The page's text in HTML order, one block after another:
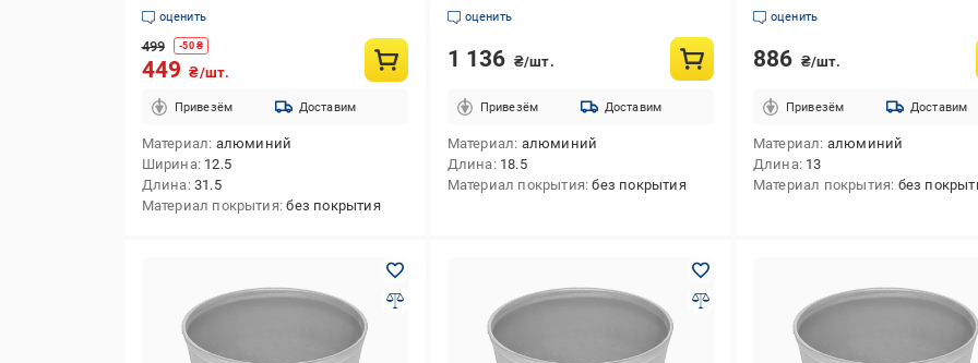
оценить
499 -50₴
449 ₴/шт.
Привезём Доставим
Материал алюминий
Ширина 12.5
Длина 31.5
Материал покрытия без покрытия
алюминиевых литых с усиленным
бортиком по краю 3 л 5 шт. (88382)
оценить
1 136 ₴/шт.
Привезём Доставим
Материал алюминий
Длина 18.5
Материал покрытия без покрытия
кексов алюминиевых литых с
усиленным бортиком по краю 1 л
шт. (88383)
оценить
886 ₴/шт.
Привезём Доставим
Материал алюминий
Длина 13
Материал покрытия без